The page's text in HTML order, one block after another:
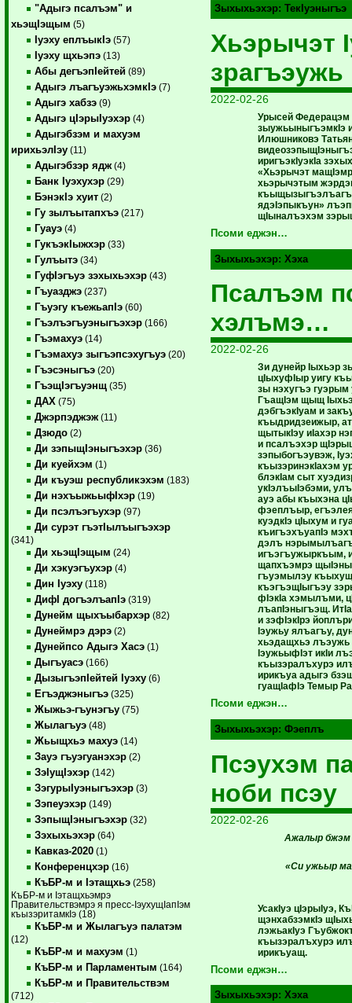
"Адыгэ псалъэм" и
хьэщIэщым (5)
Iуэху еплъыкIэ (57)
Iуэху щхьэпэ (13)
Абы дегъэпIейтей (89)
Адыгэ лъагъуэжьхэмкIэ (7)
Адыгэ хабзэ (9)
Адыгэ цIэрыIуэхэр (4)
Адыгэбзэм и махуэм
ирихьэлIэу (11)
Адыгэбзэр ядж (4)
Банк Iуэхухэр (29)
БэнэкIэ хуит (2)
Гу зылъытапхъэ (217)
Гуауэ (4)
ГукъэкIыжхэр (33)
Гулъытэ (34)
ГуфIэгъуэ зэхыхьэхэр (43)
Гъуазджэ (237)
Гъуэгу къежьапIэ (60)
Гъэлъэгъуэныгъэхэр (166)
Гъэмахуэ (14)
Гъэмахуэ зыгъэпсэхугъуэ (20)
Гъэсэныгъэ (20)
ГъэщIэгъуэнщ (35)
ДАХ (75)
Джэрпэджэж (11)
Дзюдо (2)
Ди зэпыщIэныгъэхэр (36)
Ди куейхэм (1)
Ди къуэш республикэхэм (183)
Ди нэхъыжьыфIхэр (19)
Ди псэлъэгъухэр (97)
Ди сурэт гъэтIылъыгъэхэр
(341)
Ди хьэщIэщым (24)
Ди хэкуэгъухэр (4)
Дин Iуэху (118)
ДифI догъэлъапIэ (319)
Дунейм щыхъыбархэр (82)
Дунеймрэ дэрэ (2)
Дунейпсо Адыгэ Хасэ (1)
Дыгъуасэ (166)
ДызыгъэпIейтей Iуэху (6)
Егъэджэныгъэ (325)
Жыжьэ-гъунэгъу (75)
Жылагъуэ (48)
Жьыщхьэ махуэ (14)
Зауэ гъуэгуанэхэр (2)
ЗэIущIэхэр (142)
ЗэгурыIуэныгъэхэр (3)
Зэпеуэхэр (149)
ЗэпыщIэныгъэхэр (32)
Зэхыхьэхэр (64)
Кавказ-2020 (1)
Конференцхэр (16)
КъБР-м и Iэтащхьэ (258)
КъБР-м и Iэтащхьэмрэ
Правительствэмрэ я пресс-IэухущIапIэм
къызэритамкIэ (18)
КъБР-м и Жылагъуэ палатэм
(12)
КъБР-м и махуэм (1)
КъБР-м и Парламентым (164)
КъБР-м и Правительствэм
(712)
Зыхыхьэхэр:ТекIуэныгъэ
Хьэрычэт
зрагъэужь
2022-02-26
Урысей Федерацэм
зыужьыныгъэмкIэ
Илюшниковэ
иригъэкIуэкIа
«Хьэрычэт
хьэрычэтым
ядэIэпыкъун»
щIыналъэхэм
Псоми еджэн…
Зыхыхьэхэр:Хэха
Псалъэм
хэлъмэ…
2022-02-26
Зи дунейр Iыхьэр
цIыхуфIыр уигу
зы нэхугъэ гуэрым
ГъащIэм щыщ
дэбгъэкIуам и
къыдридзеижыр,
щытыкIэу иIахэр
и псалъэхэр
зэпыбогъэувэж,
къызэринэкIахэм
блэкIам сыт
укIэлъыIэбэми,
ауэ абы къыхэна
фэеплъыр,
куэдкIэ цIыхум и
къигъэхъуапIэ
дэлъ
игъэгъужыркъым,
щапхъэмрэ
гъуэмылэу
къэгъэщIыгъэу
фIэкIа хэмылъми,
лъапIэныгъэщ.
и зэфIэкIрэ
Iэужьу ялъагъу,
хьэдащхьэ лъэужь
IэужьыфIэт икIи
къызэралъхурэ
ирикъуа адыгэ
гуащIафIэ Темыр
Псоми еджэн…
Зыхыхьэхэр:Фэеплъ
Псэухэм
ноби псэу
2022-02-26
Ажалыр бжэм
«Си ужьыр
УсакIуэ цIэрыIуэ,
щэнхабзэмкIэ
лэжьакIуэ
къызэралъхурэ
ирикъуащ.
Псоми еджэн…
Зыхыхьэхэр:Хэха